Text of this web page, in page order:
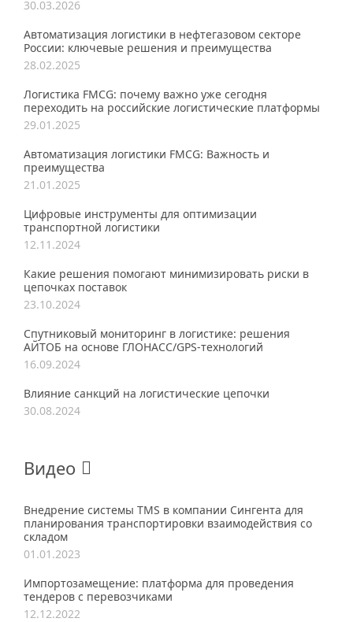
30.03.2026
Автоматизация логистики в нефтегазовом секторе
России: ключевые решения и преимущества
28.02.2025
Логистика FMCG: почему важно уже сегодня
переходить на российские логистические платформы
29.01.2025
Автоматизация логистики FMCG: Важность и
преимущества
21.01.2025
Цифровые инструменты для оптимизации
транспортной логистики
12.11.2024
Какие решения помогают минимизировать риски в
цепочках поставок
23.10.2024
Спутниковый мониторинг в логистике: решения
АЙТОБ на основе ГЛОНАСС/GPS-технологий
16.09.2024
Влияние санкций на логистические цепочки
30.08.2024
Видео
Внедрение системы TMS в компании Сингента для
планирования транспортировки взаимодействия со
складом
01.01.2023
Импортозамещение: платформа для проведения
тендеров с перевозчиками
12.12.2022